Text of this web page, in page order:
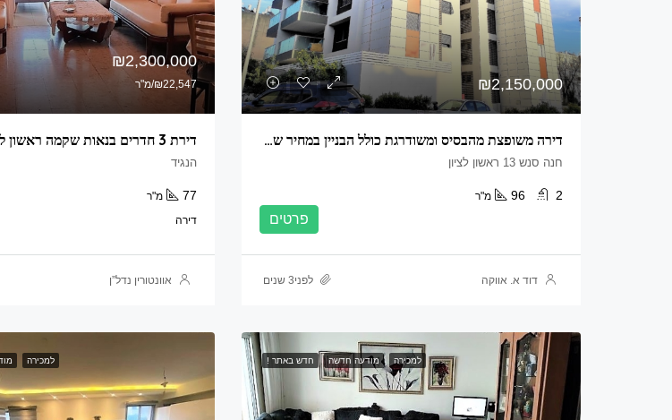
₪2,150,000
דירה משופצת מהבסיס ומשודרגת כולל הבניין במחיר של דירה רגילה
חנה סנש 13 ראשון לציון
2
96 מ"ר
פרטים
דוד א. אווקה לפני3 שנים
₪2,300,000
₪22,547/מ"ר
דירת 3 חדרים בנאות שקמה ראשון לציון
הנגיד
77
מ"ר
דירה
אוונטורין נדל”ן
למכירה מודעה חדשה חדש באתר ! למכירה